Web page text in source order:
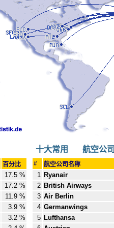
百分比
17.5 %
17.2 %
11.9 %
3.9 %
3.2 %
十大常用 航空公司
# 航空公司名称
1 Ryanair
2 British Airways
3 Air Berlin
4 Germanwings
5 Lufthansa